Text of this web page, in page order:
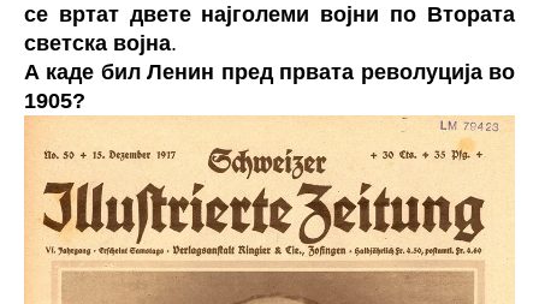
се вртат двете најголеми војни по Втората
светска војна.
А каде бил Ленин пред првата револуција во
1905?